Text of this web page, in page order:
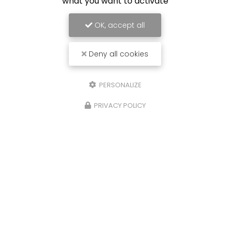
OK, accept all
Deny all cookies
PERSONALIZE
PRIVACY POLICY